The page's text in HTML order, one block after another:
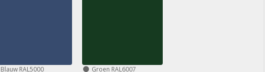
Blauw RAL5000 Groen RAL6007